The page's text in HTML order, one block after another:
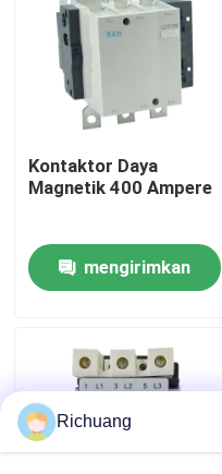
Tur Pabrik
Kontrol kualitas
Hubungi kami
Permintaan Penawaran
Modul CPU PLC
Kontaktor Daya
Magnetik 400 Ampere
mengirimkan
Richuang